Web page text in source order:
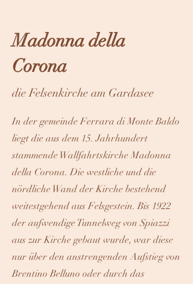
Madonna della
Corona
die Felsenkirche am Gardasee
In der gemeinde Ferrara di Monte Baldo
liegt die aus dem 15. Jahrhundert
stammende Wallfahrtskirche Madonna
della Corona. Die westliche und die
nördliche Wand der Kirche bestehend
weitestgehend aus Felsgestein. Bis 1922
der aufwendige Tunnelweg von Spiazzi
aus zur Kirche gebaut wurde, war diese
nur über den anstrengenden Aufstieg von
Brentino Belluno oder durch das